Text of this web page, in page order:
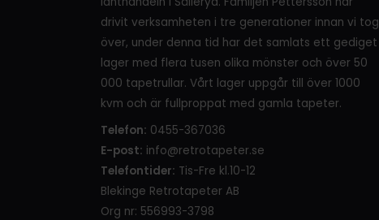
drivit verksamheten i tre generationer innan vi tog
över, under denna tid har det samlats ett gediget
lager med flera tusen olika mönster och över 50
000 tapetrullar. Vårt lager uppgår till över 1000
kvm och är fullproppat med gamla tapeter.
Telefon: 0455-367036
E-post: info@retrotapeter.se
Telefontider: Tis-Fre kl.10-12
Blekinge Retrotapeter AB
Org nr: 556993-3798